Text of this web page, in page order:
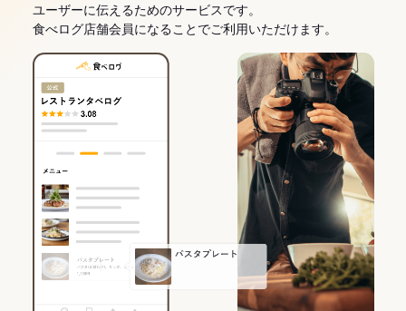
ユーザーに伝えるためのサービスです。
食べログ店舗会員になることでご利用いただけます。